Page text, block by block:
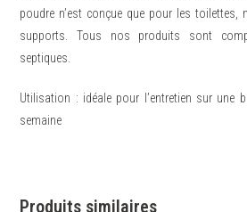
poudre n’est conçue que pour les toilettes,
supports. Tous nos produits sont
septiques.
Utilisation : idéale pour l’entretien sur une
semaine
Produits similaires